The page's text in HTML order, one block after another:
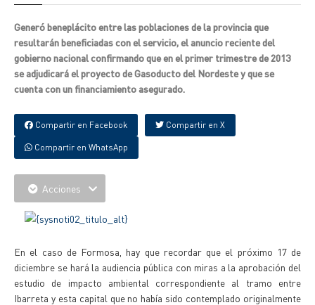
Generó beneplácito entre las poblaciones de la provincia que
resultarán beneficiadas con el servicio, el anuncio reciente del
gobierno nacional confirmando que en el primer trimestre de 2013
se adjudicará el proyecto de Gasoducto del Nordeste y que se
cuenta con un financiamiento asegurado.
Compartir en Facebook Compartir en X
Compartir en WhatsApp
Acciones
En el caso de Formosa, hay que recordar que el próximo 17 de
diciembre se hará la audiencia pública con miras a la aprobación del
estudio de impacto ambiental correspondiente al tramo entre
Ibarreta y esta capital que no había sido contemplado originalmente